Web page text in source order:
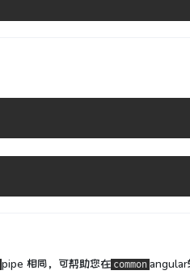
pipe 相同， 可帮助您在 common angular